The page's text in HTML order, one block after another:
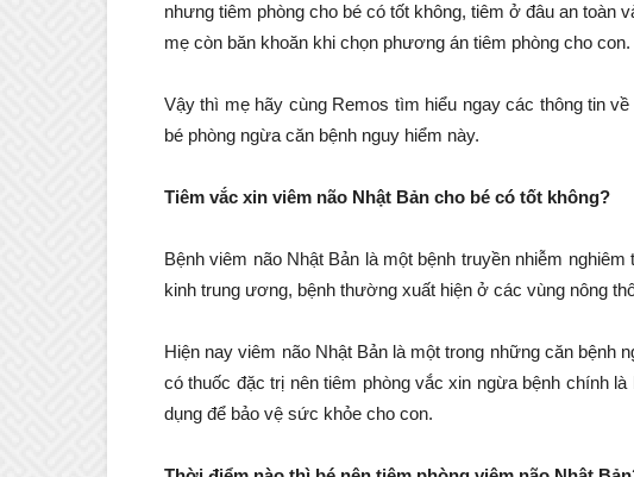
nhưng tiêm phòng cho bé có tốt không, tiêm ở đâu an toàn
mẹ còn băn khoăn khi chọn phương án tiêm phòng cho con.
Vậy thì mẹ hãy cùng Remos tìm hiểu ngay các thông tin
bé phòng ngừa căn bệnh nguy hiểm này.
Tiêm vắc xin viêm não Nhật Bản cho bé có tốt không?
Bệnh viêm não Nhật Bản là một bệnh truyền nhiễm
kinh trung ương, bệnh thường xuất hiện ở các vùng nông
Hiện nay viêm não Nhật Bản là một trong những căn bệnh
có thuốc đặc trị nên tiêm phòng vắc xin ngừa bệnh chính
dụng để bảo vệ sức khỏe cho con.